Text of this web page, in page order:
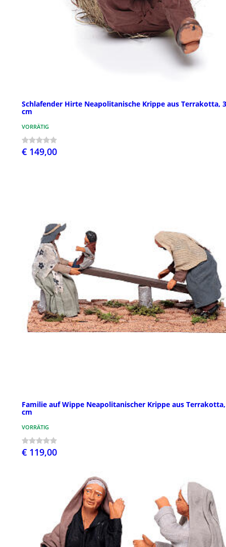
Schlafender Hirte Neapolitanische Krippe aus Terrakotta,
cm
VORRÄTIG
€ 149,00
Familie auf Wippe Neapolitanischer Krippe aus
cm
VORRÄTIG
€ 119,00